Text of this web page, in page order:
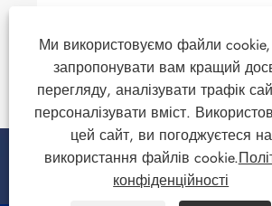
Підлога стоячи вентилятор
охолодження на відкритому
супутник на свіжому повітрі
Дивитись більше >>
Ми використовуємо файли
запропонувати вам кращий
перегляду, аналізувати трафік
персоналізувати вміст.
цей сайт, ви погоджуєтеся на
використання файлів cookie.
конфіденційності